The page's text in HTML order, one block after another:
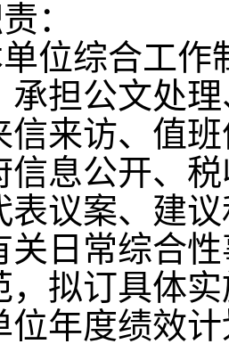
：
位综合工作
承担公文处
信来访、值
信息公开、
表议案、建
关日常综合
，拟订具体
位年度绩效